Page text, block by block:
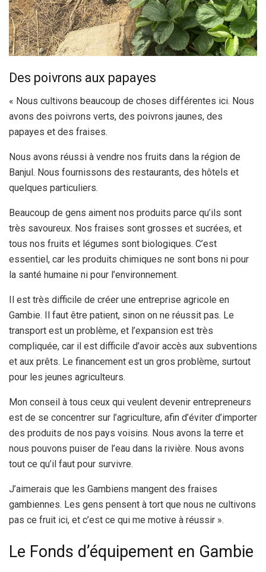
Des poivrons aux papayes
« Nous cultivons beaucoup de choses différentes ici. Nous
avons des poivrons verts, des poivrons jaunes, des
papayes et des fraises.
Nous avons réussi à vendre nos fruits dans la région de
Banjul. Nous fournissons des restaurants, des hôtels et
quelques particuliers.
Beaucoup de gens aiment nos produits parce qu’ils sont
très savoureux. Nos fraises sont grosses et sucrées, et
tous nos fruits et légumes sont biologiques. C’est
essentiel, car les produits chimiques ne sont bons ni pour
la santé humaine ni pour l’environnement.
Il est très difficile de créer une entreprise agricole en
Gambie. Il faut être patient, sinon on ne réussit pas. Le
transport est un problème, et l’expansion est très
compliquée, car il est difficile d’avoir accès aux subventions
et aux prêts. Le financement est un gros problème, surtout
pour les jeunes agriculteurs.
Mon conseil à tous ceux qui veulent devenir entrepreneurs
est de se concentrer sur l’agriculture, afin d’éviter d’importer
des produits de nos pays voisins. Nous avons la terre et
nous pouvons puiser de l’eau dans la rivière. Nous avons
tout ce qu’il faut pour survivre.
J’aimerais que les Gambiens mangent des fraises
gambiennes. Les gens pensent à tort que nous ne cultivons
pas ce fruit ici, et c’est ce qui me motive à réussir ».
Le Fonds d’équipement en Gambie